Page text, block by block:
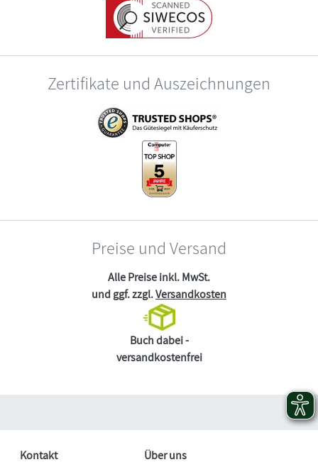
Zertifikate und Auszeichnungen
Preise und Versand
Alle Preise inkl. MwSt.
und ggf. zzgl.Versandkosten
Buch dabei -
versandkostenfrei
Kontakt Über uns